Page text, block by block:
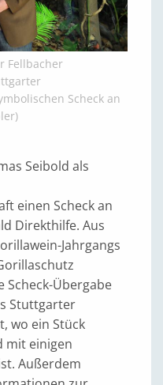
Fellbacher
Scheck an
Seibold als
einen Scheck an
Direkthilfe. Aus
Jahrgangs
Scheck-Übergabe
Stuttgarter
wo ein Stück
mit einigen
Außerdem